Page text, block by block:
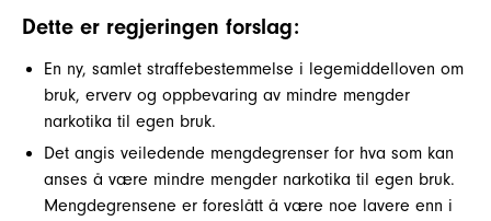
Dette er regjeringen forslag:
En ny, samlet straffebestemmelse i legemiddelloven om
bruk, erverv og oppbevaring av mindre mengder
narkotika til egen bruk.
Det angis veiledende mengdegrenser for hva som kan
anses å være mindre mengder narkotika til egen bruk.
Mengdegrensene er foreslått å være noe lavere enn i